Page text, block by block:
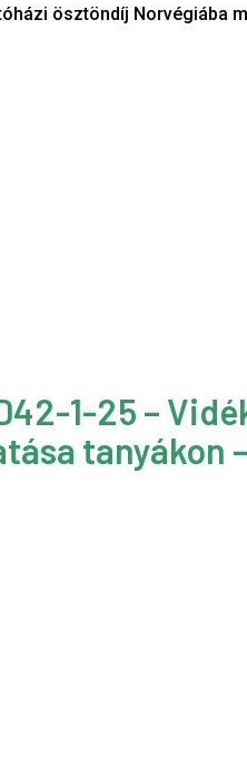
ösztöndíj Norvégiába
1-25 –
tanyákon